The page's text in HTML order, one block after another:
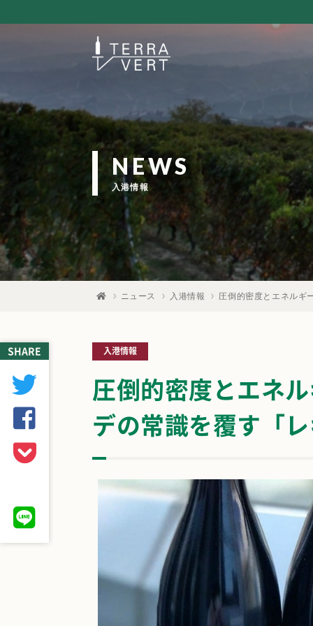
NEWS
入港情報
ニュース 入港情報 圧倒的密度とエネルギ
SHARE
圧倒的密度とエネ
デの常識を覆す「
入港情報